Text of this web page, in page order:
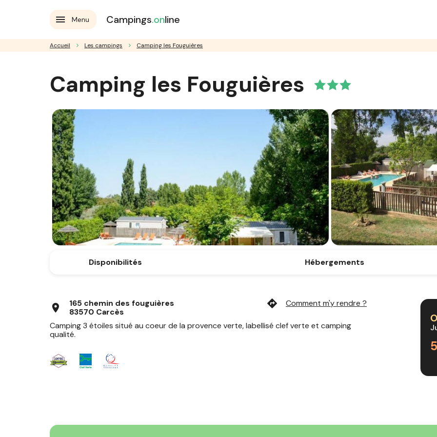
Menu Campings.online
Accueil Les campings Camping les Fouguières
Camping les Fouguières
Disponibilités Hébergements
location_on
165 chemin des fouguières
83570 Carcès
directions Comment m'y rendre ?
Camping 3 étoiles situé au coeur de la provence verte, labellisé clef verte et camping
qualité.